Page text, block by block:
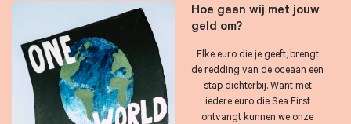
Hoe gaan wij met jouw
geld om?
Elke euro die je geeft, brengt
de redding van de oceaan een
stap dichterbij. Want met
iedere euro die Sea First
ontvangt kunnen we onze